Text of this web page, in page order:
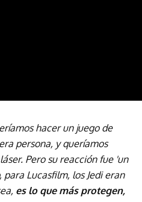
hacer un juego de
persona, y queríamos
Pero su reacción fue 'un
Lucasfilm, los Jedi eran
es lo que más protegen,